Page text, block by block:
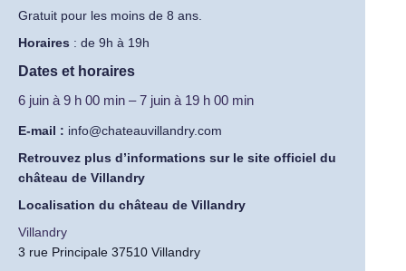
Gratuit pour les moins de 8 ans.
Horaires : de 9h à 19h
Dates et horaires
6 juin à 9 h 00 min –7 juin à 19 h 00 min
E-mail : info@chateauvillandry.com
Retrouvez plus d’informations sur le site officiel du
château de Villandry
Localisation du château de Villandry
Villandry
3 rue Principale 37510 Villandry